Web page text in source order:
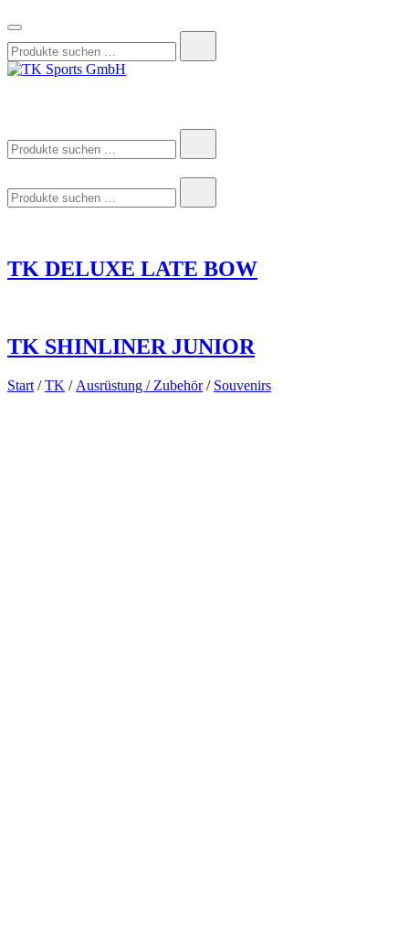
nach:
nach:
nach:
TK DELUXE LATE BOW
TK SHINLINER JUNIOR
Start /TK / Ausrüstung / Zubehör/ Souvenirs